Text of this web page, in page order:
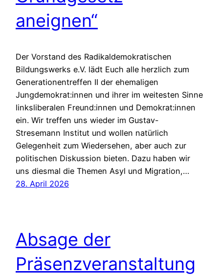
aneignen“
Der Vorstand des Radikaldemokratischen
Bildungswerks e.V. lädt Euch alle herzlich zum
Generationentreffen II der ehemaligen
Jungdemokrat:innen und ihrer im weitesten Sinne
linksliberalen Freund:innen und Demokrat:innen
ein. Wir treffen uns wieder im Gustav-
Stresemann Institut und wollen natürlich
Gelegenheit zum Wiedersehen, aber auch zur
politischen Diskussion bieten. Dazu haben wir
uns diesmal die Themen Asyl und Migration,…
28. April 2026
Absage der
Präsenzveranstaltung